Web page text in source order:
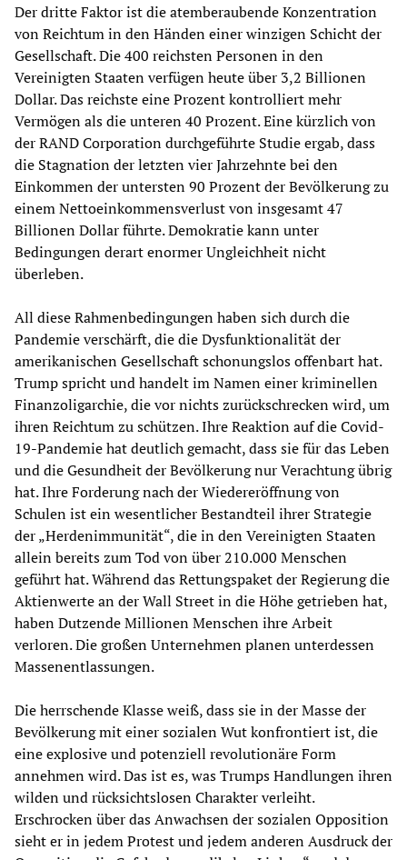
Der dritte Faktor ist die atemberaubende Konzentration
von Reichtum in den Händen einer winzigen Schicht der
Gesellschaft. Die 400 reichsten Personen in den
Vereinigten Staaten verfügen heute über 3,2 Billionen
Dollar. Das reichste eine Prozent kontrolliert mehr
Vermögen als die unteren 40 Prozent. Eine kürzlich von
der RAND Corporation durchgeführte Studie ergab, dass
die Stagnation der letzten vier Jahrzehnte bei den
Einkommen der untersten 90 Prozent der Bevölkerung zu
einem Nettoeinkommensverlust von insgesamt 47
Billionen Dollar führte. Demokratie kann unter
Bedingungen derart enormer Ungleichheit nicht
überleben.
All diese Rahmenbedingungen haben sich durch die
Pandemie verschärft, die die Dysfunktionalität der
amerikanischen Gesellschaft schonungslos offenbart hat.
Trump spricht und handelt im Namen einer kriminellen
Finanzoligarchie, die vor nichts zurückschrecken wird, um
ihren Reichtum zu schützen. Ihre Reaktion auf die Covid-
19-Pandemie hat deutlich gemacht, dass sie für das Leben
und die Gesundheit der Bevölkerung nur Verachtung übrig
hat. Ihre Forderung nach der Wiedereröffnung von
Schulen ist ein wesentlicher Bestandteil ihrer Strategie
der „Herdenimmunität“, die in den Vereinigten Staaten
allein bereits zum Tod von über 210.000 Menschen
geführt hat. Während das Rettungspaket der Regierung die
Aktienwerte an der Wall Street in die Höhe getrieben hat,
haben Dutzende Millionen Menschen ihre Arbeit
verloren. Die großen Unternehmen planen unterdessen
Massenentlassungen.
Die herrschende Klasse weiß, dass sie in der Masse der
Bevölkerung mit einer sozialen Wut konfrontiert ist, die
eine explosive und potenziell revolutionäre Form
annehmen wird. Das ist es, was Trumps Handlungen ihren
wilden und rücksichtslosen Charakter verleiht.
Erschrocken über das Anwachsen der sozialen Opposition
sieht er in jedem Protest und jedem anderen Ausdruck der